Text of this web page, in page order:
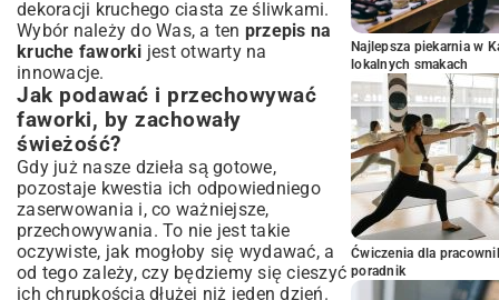
dekoracji kruchego ciasta ze śliwkami.
Wybór należy do Was, a ten przepis na
kruche faworki jest otwarty na
innowacje.
Jak podawać i przechowywać
faworki, by zachowały
świeżość?
Gdy już nasze dzieła są gotowe,
pozostaje kwestia ich odpowiedniego
zaserwowania i, co ważniejsze,
przechowywania. To nie jest takie
oczywiste, jak mogłoby się wydawać, a
od tego zależy, czy będziemy się cieszyć
ich chrupkością dłużej niż jeden dzień.
Najlepsza piekarnia w
lokalnych smakach
Ćwiczenia dla
poradnik